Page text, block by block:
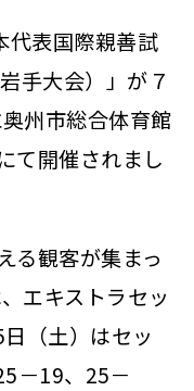
代表国際親善試
手大会）」が７
州市総合体育館
て開催されまし
る観客が集まっ
エキストラセッ
（土）はセッ
－19、25－